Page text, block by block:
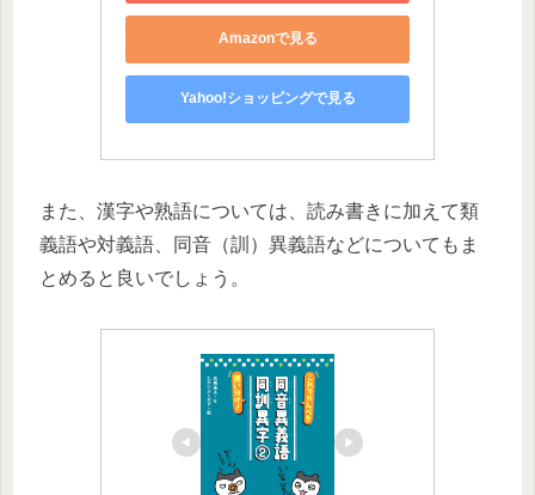
Amazonで見る
Yahoo!ショッピングで見る
また、漢字や熟語については、読み書きに加えて類
義語や対義語、同音（訓）異義語などについてもま
とめると良いでしょう。